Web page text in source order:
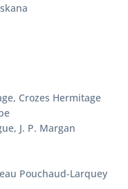
Crozes Hermitage
J. P. Margan
Pouchaud-Larquey